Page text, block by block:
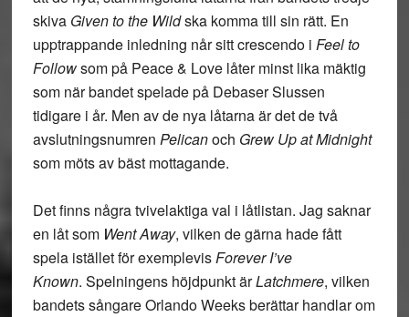
skiva Given to the Wildska komma till sin rätt. En
upptrappande inledning når sitt crescendo i Feel to
Followsom på Peace & Love låter minst lika mäktig
som när bandet spelade på Debaser Slussen
tidigare i år. Men av de nya låtarna är det de två
avslutningsnumren Pelicanoch Grew Up at Midnight
som möts av bäst mottagande.
Det finns några tvivelaktiga val i låtlistan. Jag saknar
en låt som Went Away, vilken de gärna hade fått
spela istället för exemplevisForever I’ve
Known. Spelningens höjdpunkt ärLatchmere, vilken
bandets sångare Orlando Weeks berättar handlar om